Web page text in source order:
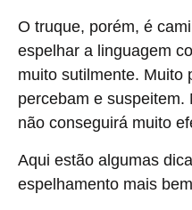
O truque, porém, é
espelhar a linguagem
muito sutilmente. Muito
percebam e
não conseguirá muito
Aqui estão algumas
espelhamento mais